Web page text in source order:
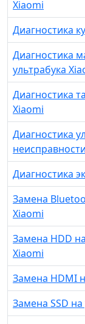
Xiaomi
Диагностика
Диагностика
ультрабука
Диагностика
Xiaomi
Диагностика
Диагностика
Замена
Xiaomi
Замена HDD
Xiaomi
Замена HDMI
Замена SSD